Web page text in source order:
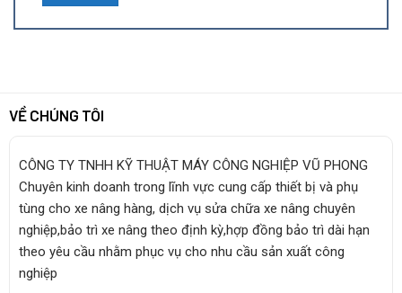
VỀ CHÚNG TÔI
CÔNG TY TNHH KỸ THUẬT MÁY CÔNG NGHIỆP VŨ PHONG
Chuyên kinh doanh trong lĩnh vực cung cấp thiết bị và phụ
tùng cho xe nâng hàng, dịch vụ sửa chữa xe nâng chuyên
nghiệp,bảo trì xe nâng theo định kỳ,hợp đồng bảo trì dài hạn
theo yêu cầu nhằm phục vụ cho nhu cầu sản xuất công
nghiệp